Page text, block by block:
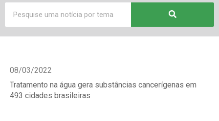
08/03/2022
Tratamento na água gera substâncias cancerígenas em
493 cidades brasileiras